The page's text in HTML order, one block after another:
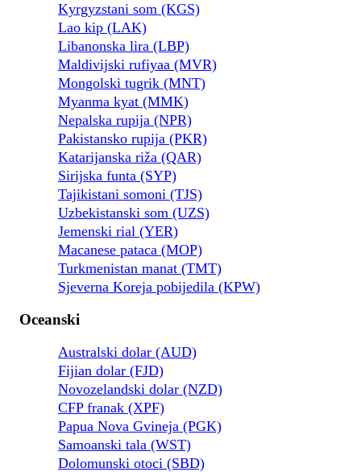
Kyrgyzstani som (KGS)
Lao kip (LAK)
Libanonska lira (LBP)
Maldivijski rufiyaa (MVR)
Mongolski tugrik (MNT)
Myanma kyat (MMK)
Nepalska rupija (NPR)
Pakistansko rupija (PKR)
Katarijanska riža (QAR)
Sirijska funta (SYP)
Tajikistani somoni (TJS)
Uzbekistanski som (UZS)
Jemenski rial (YER)
Macanese pataca (MOP)
Turkmenistan manat (TMT)
Sjeverna Koreja pobijedila (KPW)
Oceanski
Australski dolar (AUD)
Fijian dolar (FJD)
Novozelandski dolar (NZD)
CFP franak (XPF)
Papua Nova Gvineja (PGK)
Samoanski tala (WST)
Dolomunski otoci (SBD)